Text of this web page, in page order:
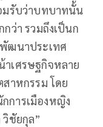
มรับว่าบทบาทนั้น
ว่า รวมถึงเป็นก
ฒนาประเทศ
เศรษฐกิจหลาย
าหกรรม โดย
การเมืองหญิง
ชัยกุล”